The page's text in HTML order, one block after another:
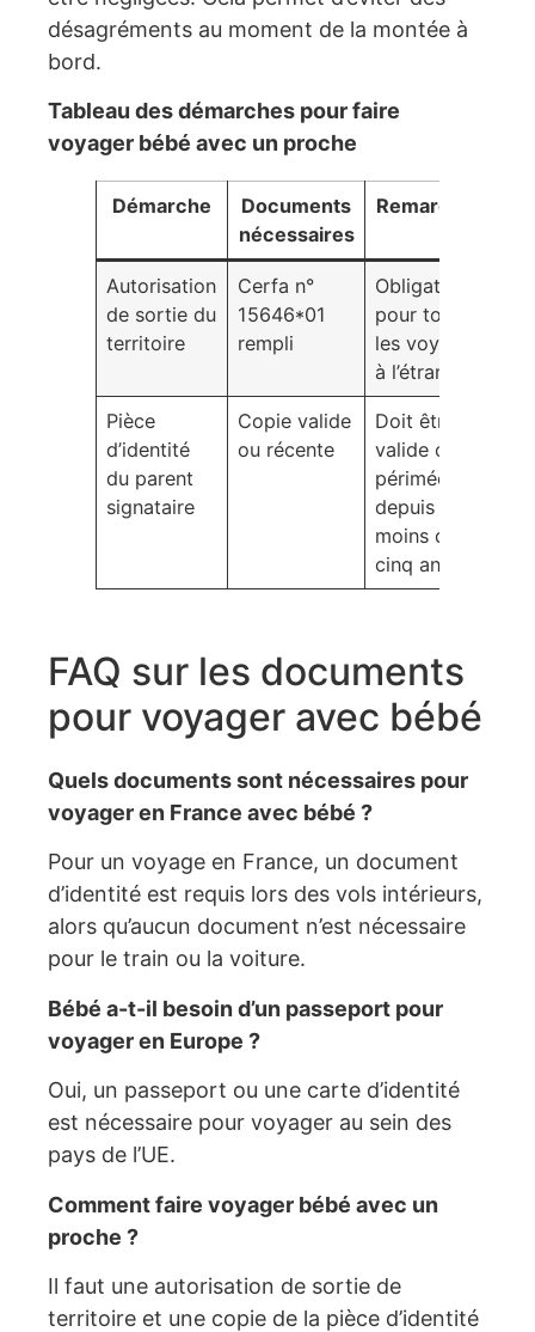
désagréments au moment de la montée à
bord.
Tableau des démarches pour faire
voyager bébé avec un proche
Démarche
Documents
nécessaires
Remarques
Autorisation
de sortie du
territoire
Cerfa n°
15646*01
rempli
Obligatoire
pour tous
les voyages
à l’étranger
Pièce
d’identité
du parent
signataire
Copie valide
ou récente
Doit être
valide ou
périmée
depuis
moins de
cinq ans
FAQ sur les documents
pour voyager avec bébé
Quels documents sont nécessaires pour
voyager en France avec bébé ?
Pour un voyage en France, un document
d’identité est requis lors des vols intérieurs,
alors qu’aucun document n’est nécessaire
pour le train ou la voiture.
Bébé a-t-il besoin d’un passeport pour
voyager en Europe ?
Oui, un passeport ou une carte d’identité
est nécessaire pour voyager au sein des
pays de l’UE.
Comment faire voyager bébé avec un
proche ?
Il faut une autorisation de sortie de
territoire et une copie de la pièce d’identité